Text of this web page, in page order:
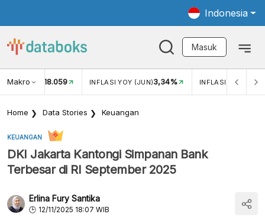
Indonesia
Masuk
Makro
USD/IDR 18.059 INFLASI YOY (JUN)3,34% INFLASI MOM
Home Data Stories Keuangan
KEUANGAN
DKI Jakarta Kantongi Simpanan Bank
Terbesar di RI September 2025
Erlina Fury Santika
12/11/2025 18:07 WIB